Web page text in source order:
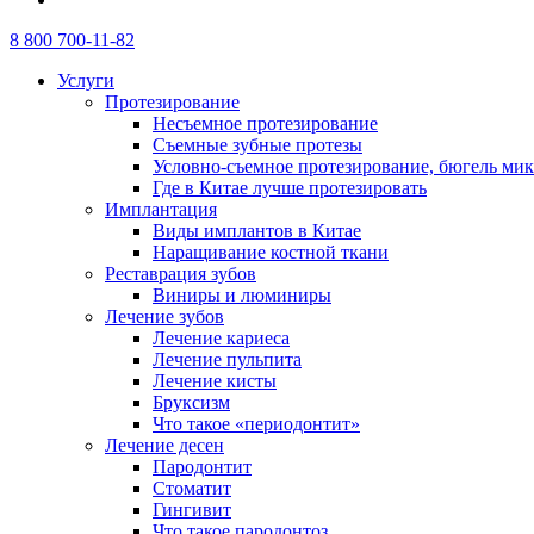
8 800 700-11-82
Услуги
Протезирование
Несъемное протезирование
Съемные зубные протезы
Условно-съемное протезирование, бюгель
Где в Китае лучше протезировать
Имплантация
Виды имплантов в Китае
Наращивание костной ткани
Реставрация зубов
Виниры и люминиры
Лечение зубов
Лечение кариеса
Лечение пульпита
Лечение кисты
Бруксизм
Что такое «периодонтит»
Лечение десен
Пародонтит
Стоматит
Гингивит